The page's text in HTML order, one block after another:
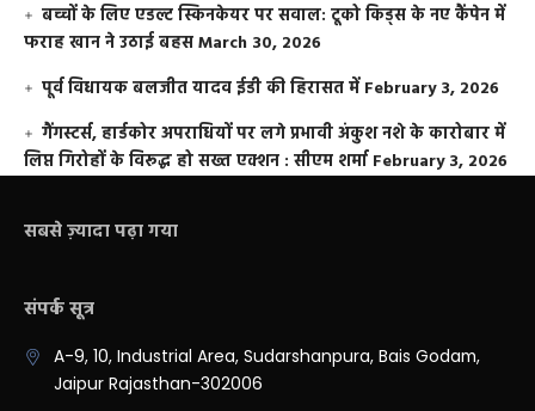
बच्चों के लिए एडल्ट स्किनकेयर पर सवाल: टूको किड्स के नए कैंपेन में
फराह खान ने उठाई बहसMarch 30, 2026
पूर्व विधायक बलजीत यादव ईडी की हिरासत में February 3, 2026
गैंगस्टर्स, हार्डकोर अपराधियों पर लगे प्रभावी अंकुश नशे के कारोबार में
लिप्त गिरोहों के विरूद्ध हो सख्त एक्शन : सीएम शर्मा February 3, 2026
सबसे ज़्यादा पढ़ा गया
संपर्क सूत्र
A-9, 10, Industrial Area, Sudarshanpura, Bais Godam,
Jaipur Rajasthan-302006